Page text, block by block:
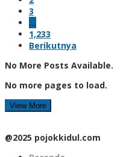
3
…
1,233
Berikutnya
No More Posts Available.
No more pages to load.
View More
@2025 pojokkidul.com